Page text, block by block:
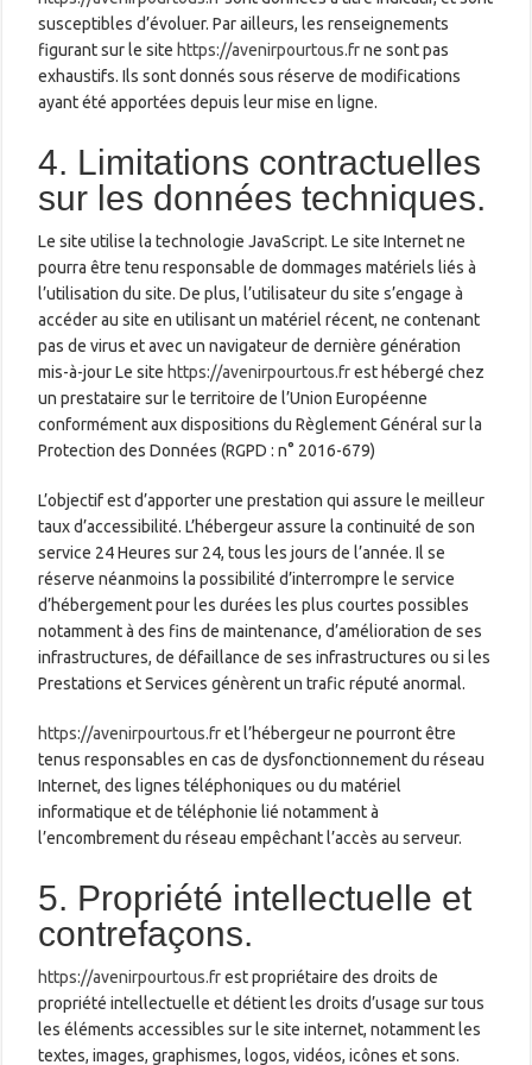
susceptibles d’évoluer. Par ailleurs, les renseignements
figurant sur le sitehttps://avenirpourtous.frne sont pas
exhaustifs. Ils sont donnés sous réserve de modifications
ayant été apportées depuis leur mise en ligne.
4. Limitations contractuelles
sur les données techniques.
Le site utilise la technologie JavaScript. Le site Internet ne
pourra être tenu responsable de dommages matériels liés à
l’utilisation du site. De plus, l’utilisateur du site s’engage à
accéder au site en utilisant un matériel récent, ne contenant
pas de virus et avec un navigateur de dernière génération
mis-à-jour Le sitehttps://avenirpourtous.frest hébergé chez
un prestataire sur le territoire de l’Union Européenne
conformément aux dispositions du Règlement Général sur la
Protection des Données (RGPD : n° 2016-679)
L’objectif est d’apporter une prestation qui assure le meilleur
taux d’accessibilité. L’hébergeur assure la continuité de son
service 24 Heures sur 24, tous les jours de l’année. Il se
réserve néanmoins la possibilité d’interrompre le service
d’hébergement pour les durées les plus courtes possibles
notamment à des fins de maintenance, d’amélioration de ses
infrastructures, de défaillance de ses infrastructures ou si les
Prestations et Services génèrent un trafic réputé anormal.
https://avenirpourtous.fret l’hébergeur ne pourront être
tenus responsables en cas de dysfonctionnement du réseau
Internet, des lignes téléphoniques ou du matériel
informatique et de téléphonie lié notamment à
l’encombrement du réseau empêchant l’accès au serveur.
5. Propriété intellectuelle et
contrefaçons.
https://avenirpourtous.frest propriétaire des droits de
propriété intellectuelle et détient les droits d’usage sur tous
les éléments accessibles sur le site internet, notamment les
textes, images, graphismes, logos, vidéos, icônes et sons.